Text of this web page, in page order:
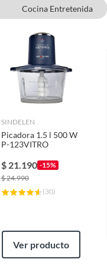
Cocina Entretenida
Espumadores de leche
SINDELEN
Picadora 1.5 l 500 W
P-123VITRO
$ 21.190 -15%
$24.990
(30)
Ver producto